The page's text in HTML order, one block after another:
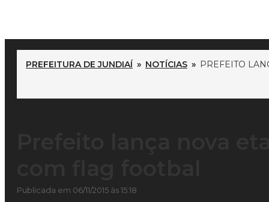
PREFEITURA DE JUNDIAÍ » NOTÍCIAS » PREFEITO
Publicada em 06/11/2015 às 15:18